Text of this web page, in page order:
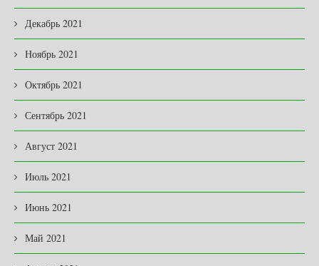
Декабрь 2021
Ноябрь 2021
Октябрь 2021
Сентябрь 2021
Август 2021
Июль 2021
Июнь 2021
Май 2021